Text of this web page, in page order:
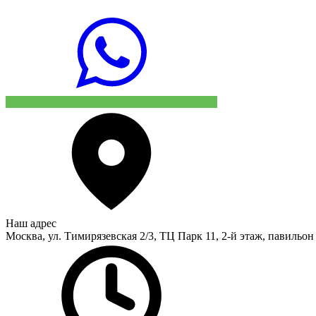
Наш адрес
Москва, ул. Тимирязевская 2/3, ТЦ Парк 11, 2-й этаж,